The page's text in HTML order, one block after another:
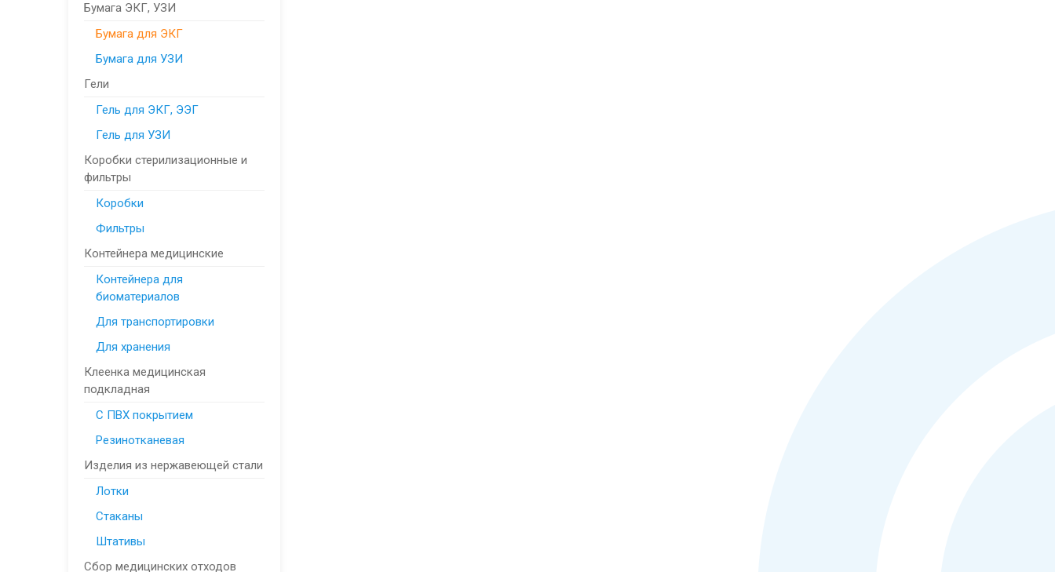
Бумага ЭКГ, УЗИ
Бумага для ЭКГ
Бумага для УЗИ
Гели
Гель для ЭКГ, ЭЭГ
Гель для УЗИ
Коробки стерилизационные и
фильтры
Коробки
Фильтры
Контейнера медицинские
Контейнера для
биоматериалов
Для транспортировки
Для хранения
Клеенка медицинская
подкладная
С ПВХ покрытием
Резинотканевая
Изделия из нержавеющей стали
Лотки
Стаканы
Штативы
Сбор медицинских отходов